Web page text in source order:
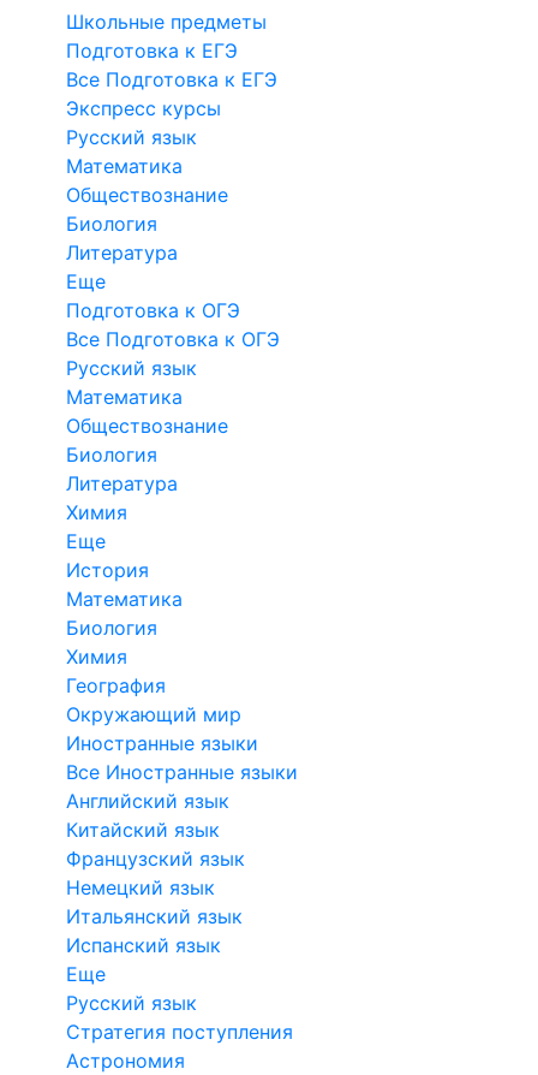
Школьные предметы
Подготовка к ЕГЭ
Все Подготовка к ЕГЭ
Экспресс курсы
Русский язык
Математика
Обществознание
Биология
Литература
Еще
Подготовка к ОГЭ
Все Подготовка к ОГЭ
Русский язык
Математика
Обществознание
Биология
Литература
Химия
Еще
История
Математика
Биология
Химия
География
Окружающий мир
Иностранные языки
Все Иностранные языки
Английский язык
Китайский язык
Французский язык
Немецкий язык
Итальянский язык
Испанский язык
Еще
Русский язык
Стратегия поступления
Астрономия